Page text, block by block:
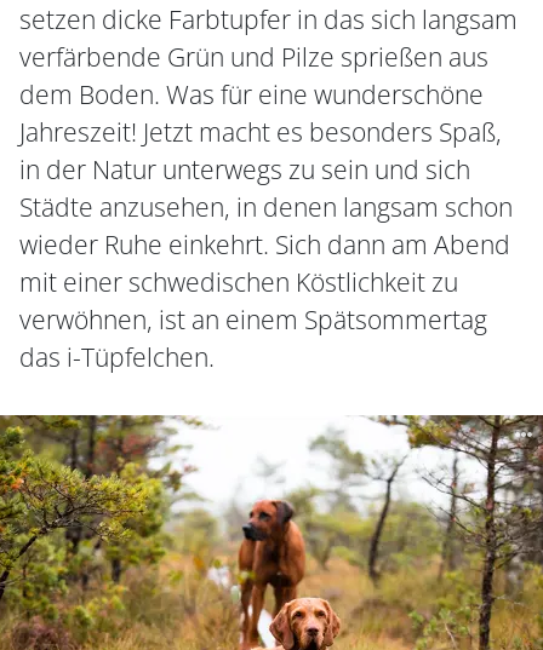
setzen dicke Farbtupfer in das sich langsam
verfärbende Grün und Pilze sprießen aus
dem Boden. Was für eine wunderschöne
Jahreszeit! Jetzt macht es besonders Spaß,
in der Natur unterwegs zu sein und sich
Städte anzusehen, in denen langsam schon
wieder Ruhe einkehrt. Sich dann am Abend
mit einer schwedischen Köstlichkeit zu
verwöhnen, ist an einem Spätsommertag
das i-Tüpfelchen.